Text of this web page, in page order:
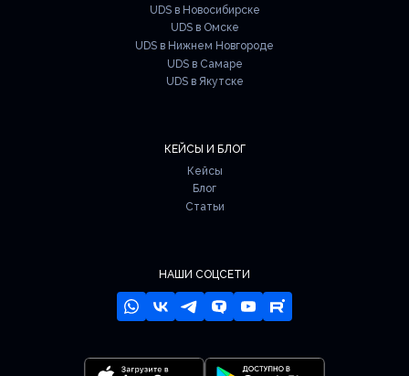
UDS в Новосибирске
UDS в Омске
UDS в Нижнем Новгороде
UDS в Самаре
UDS в Якутске
КЕЙСЫ И БЛОГ
Кейсы
Блог
Статьи
НАШИ СОЦСЕТИ